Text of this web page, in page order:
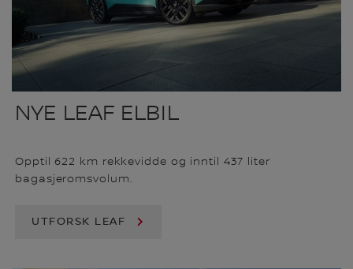
NYE LEAF ELBIL
Opptil 622 km rekkevidde og inntil 437 liter
bagasjeromsvolum.
UTFORSK LEAF